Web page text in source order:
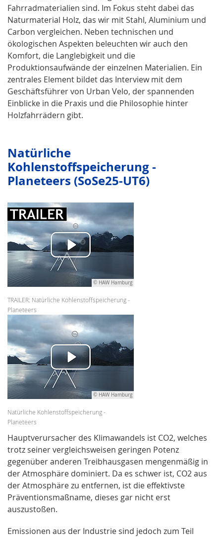
Fahrradmaterialien sind. Im Fokus steht dabei das
Naturmaterial Holz, das wir mit Stahl, Aluminium und
Carbon vergleichen. Neben technischen und
ökologischen Aspekten beleuchten wir auch den
Komfort, die Langlebigkeit und die
Produktionsaufwände der einzelnen Materialien. Ein
zentrales Element bildet das Interview mit dem
Geschäftsführer von Urban Velo, der spannenden
Einblicke in die Praxis und die Philosophie hinter
Holzfahrrädern gibt.
Natürliche
Kohlenstoffspeicherung -
Planeteers (SoSe25-UT6)
© HAW Hamburg
TRAILER: Natürliche Kohlenstoffspeicherung -
Planeteers
© HAW Hamburg
Natürliche Kohlenstoffspeicherung -
Planeteers
Hauptverursacher des Klimawandels ist CO2, welches
trotz seiner vergleichsweisen geringen Potenz
gegenüber anderen Treibhausgasen mengenmäßig in
der Atmosphäre dominiert. Da es schwer ist, CO2 aus
der Atmosphäre zu entfernen, ist die effektivste
Präventionsmaßname, dieses gar nicht erst
auszustoßen.
Emissionen aus der Industrie sind jedoch zum Teil